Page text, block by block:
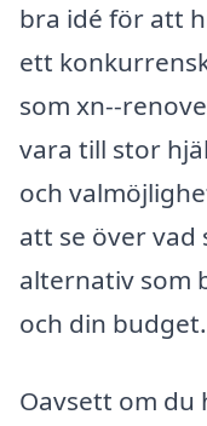
bra idé för att
ett
som xn--
vara till stor
och
att se över vad
alternativ som
och din budget.
Oavsett om du